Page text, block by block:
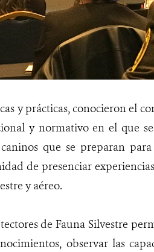
y prácticas, conocieron el
y normativo en el que
que se preparan
de presenciar
y aéreo.
de Fauna Silvestre
observar las